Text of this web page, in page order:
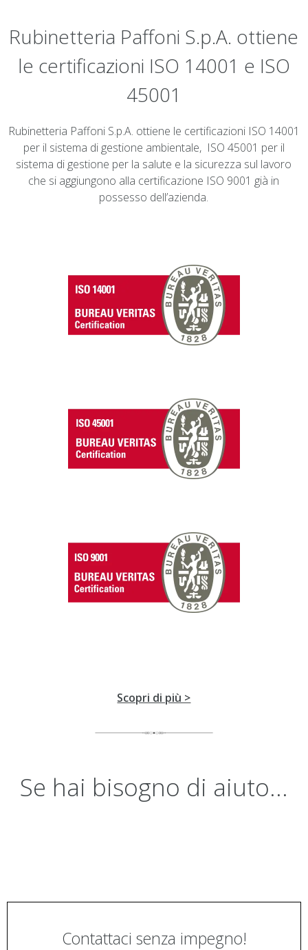
Rubinetteria Paffoni S.p.A. ottiene
le certificazioni ISO 14001 e ISO
45001
Rubinetteria Paffoni S.p.A. ottiene le certificazioni ISO 14001
per il sistema di gestione ambientale, ISO 45001 per il
sistema di gestione per la salute e la sicurezza sul lavoro
che si aggiungono alla certificazione ISO 9001 già in
possesso dell’azienda.
Scopri di più >
Se hai bisogno di aiuto...
Contattaci senza impegno!